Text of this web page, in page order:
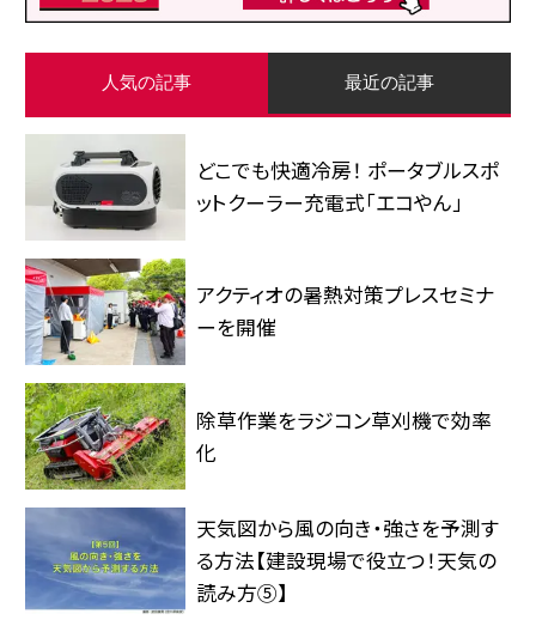
人気の記事 最近の記事
どこでも快適冷房！ ポータブルスポ
ットクーラー充電式「エコやん」
アクティオの暑熱対策プレスセミナ
ーを開催
除草作業をラジコン草刈機で効率
化
天気図から風の向き・強さを予測す
る方法【建設現場で役立つ！天気の
読み方⑤】